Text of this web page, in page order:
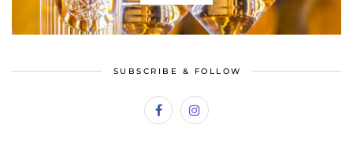
SUBSCRIBE & FOLLOW